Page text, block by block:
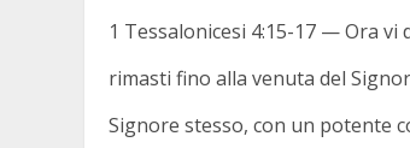
1 Tessalonicesi 4:15-17 — Ora
rimasti fino alla venuta del
Signore stesso, con un potente